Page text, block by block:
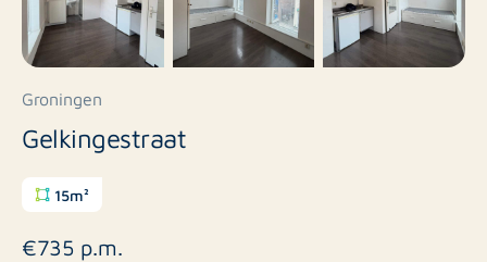
Groningen
Gelkingestraat
15m²
€735 p.m.